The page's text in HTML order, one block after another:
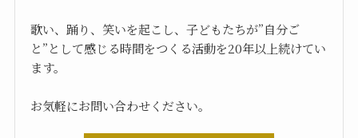
歌い、踊り、笑いを起こし、子どもたちが”自分ご
と”として感じる時間をつくる活動を20年以上続けてい
ます。
お気軽にお問い合わせください。